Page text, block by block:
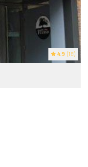
4.9 (18)